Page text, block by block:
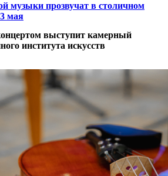
музыки прозвучат в столичном
мая
выступит камерный
института искусств